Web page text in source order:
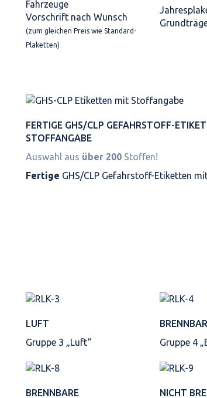
Fahrzeuge
Vorschrift nach Wunsch
(zum gleichen Preis wie Standard-
Plaketten)
FERTIGE GHS/CLP GEFAHRSTOFF-
STOFFANGABE
Auswahl aus über 200 Stoffen!
Fertige GHS/CLP Gefahrstoff-Etiketten
LUFT
Gruppe 3 „Luft“
Gruppe 4
BRENNBARE
NICHT